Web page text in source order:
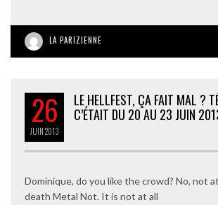
LA PARIZIENNE
26
JUIN2013
LE HELLFEST, ÇA FAIT MAL ?
C’ÉTAIT DU 20 AU 23 JUIN
Dominique, do you like the crowd? No, not
death Metal Not. It is not at all